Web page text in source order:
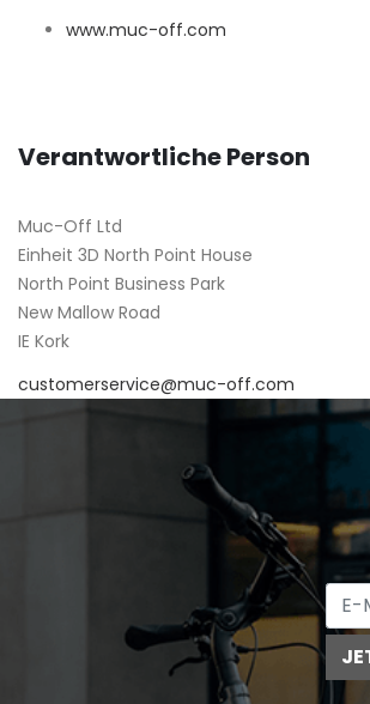
www.muc-off.com
Verantwortliche Person
Muc-Off Ltd
Einheit 3D North Point House
North Point Business Park
New Mallow Road
IE Kork
customerservice@muc-off.com